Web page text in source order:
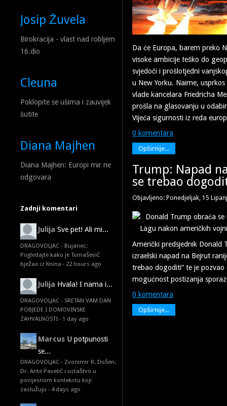
Josip Žuvela
Birokracija - vlast nad robljem
16.dio
Cleuna
Poklopite se ušima i zauvijek
šutite
Diana Majhen
Diana Majhen: Europi mir ne
odgovara
Zadnji komentari
Julija Sve pet! Ali mi...
DRAGOVOLJAC - Bujanec:
Pogledajte kako je Tomašević
bježao iz Knina · 22 hours ago
Julija Hvala! I nama i...
DRAGOVOLJAC - SRETAN VAM DAN
POBJEDE I DOMOVINSKE
ZAHVALNOSTI · 1 day ago
Marcus U potpunosti
se...
DRAGOVOLJAC - Zvonimir R. Došen:
Dr. Ante Pavelić i ustaštvo u
povijesnom kontekstu koji
zaslužuju · 4 days ago
Da će Europa, barem preko
visoke ambicije teško do
svjedoči i prošlotjedni
u New Yorku. Naime,
vlade kancelara Friedricha
prošla na glasovanju u
Vijeća sigurnosti iz reda
0 komentara
Opširnije...
Trump: Napad
se trebao
Objavljeno: Ponedjeljak, 15
Američki predsjednik Donald
izraelski napad na Bejrut
trebao dogoditi” te je pozvao
mogućnost postizanja
0 komentara
Opširnije...